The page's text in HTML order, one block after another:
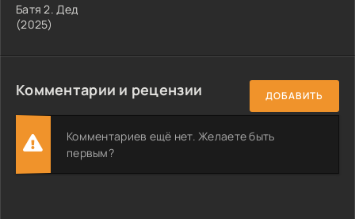
Батя 2. Дед
(2025)
Комментарии и рецензии ДОБАВИТЬ
Комментариев ещё нет. Желаете быть
первым?